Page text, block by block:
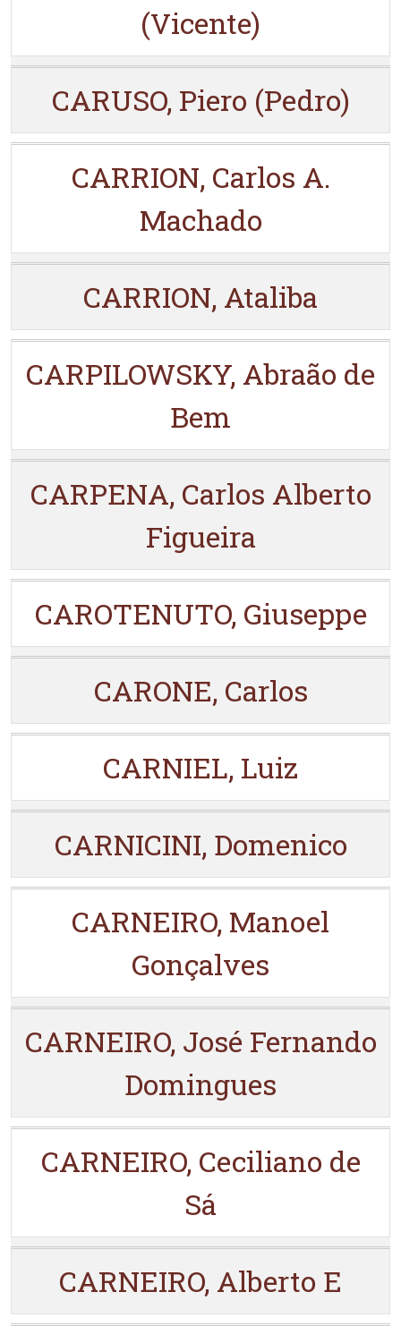
(Vicente)
CARUSO, Piero (Pedro)
CARRION, Carlos A.
Machado
CARRION, Ataliba
CARPILOWSKY, Abraão de
Bem
CARPENA, Carlos Alberto
Figueira
CAROTENUTO, Giuseppe
CARONE, Carlos
CARNIEL, Luiz
CARNICINI, Domenico
CARNEIRO, Manoel
Gonçalves
CARNEIRO, José Fernando
Domingues
CARNEIRO, Ceciliano de
Sá
CARNEIRO, Alberto E